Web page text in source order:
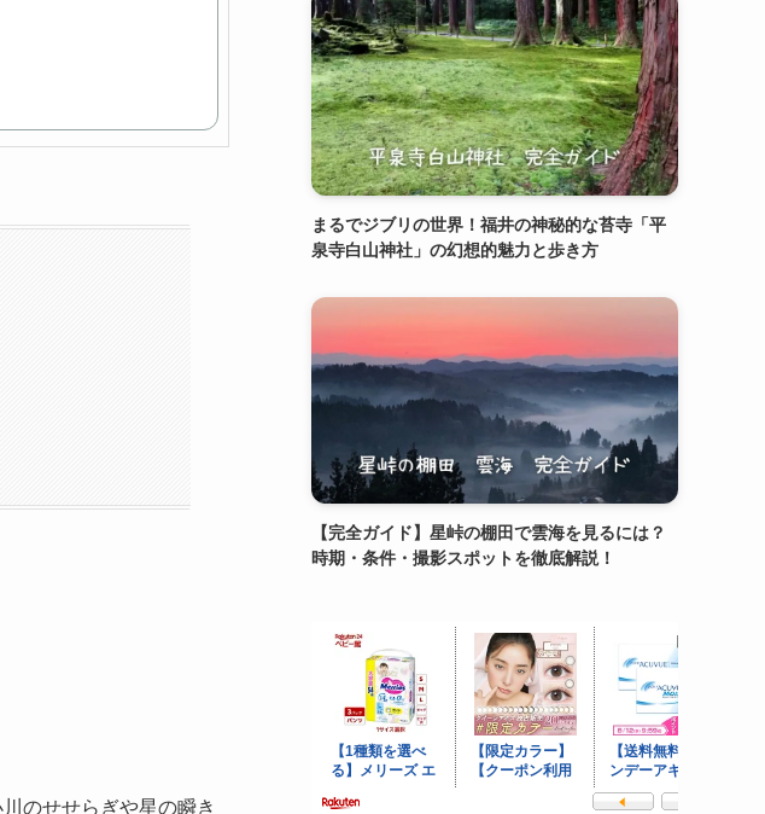
のせせらぎや星の瞬き
まるでジブリの世界！福井の神秘的な苔寺「平
泉寺白山神社」の幻想的魅力と歩き方
【完全ガイド】星峠の棚田で雲海を見るには？
時期・条件・撮影スポットを徹底解説！